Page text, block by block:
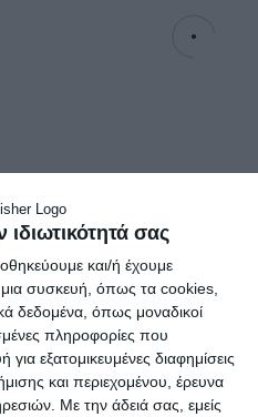
σας
και/ή έχουμε
συσκευή, όπως τα cookies,
δεδομένα, όπως μοναδικοί
πληροφορίες που
εξατομικευμένες διαφημίσεις
και περιεχομένου, έρευνα
Με την άδειά σας, εμείς
Παραλίας
10€
κλίση της πλάτης